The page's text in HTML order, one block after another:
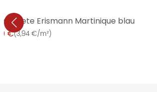
Erismann Martinique blau
€(3,94 €/m²)